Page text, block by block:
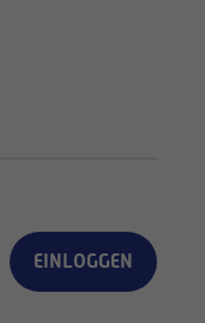
EINLOGGEN